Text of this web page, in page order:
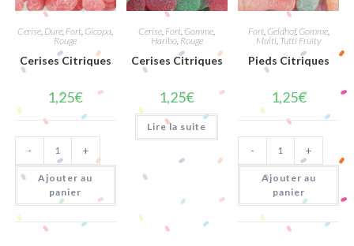
Cerise Dure Fort Gicopa
Rouge
Cerises Citriques
1,25€
quantité
de
Cerises
Citriques
- +
Ajouter au
panier
Cerise Fort Gomme
Haribo, Rouge
Cerises Citriques
1,25€
Lire la suite
Fort, Geldhof, Gomme,
Multi Tutti Fruity
Pieds Citriques
1,25€
quantité
de
Pieds
Citriques
- +
Ajouter au
panier